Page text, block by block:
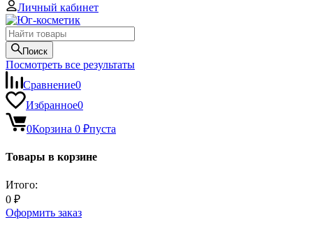
Личный кабинет
Поиск
Посмотреть все результаты
Сравнение0
Избранное0
0Корзина 0 ₽пуста
Товары в корзине
Итого:
0 ₽
Оформить заказ